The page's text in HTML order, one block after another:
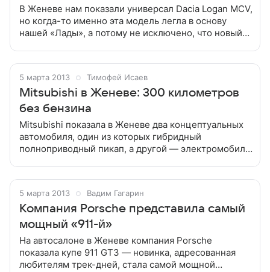
В Женеве нам показали универсал Dacia Logan MCV,
но когда-то именно эта модель легла в основу
нашей «Лады», а потому не исключено, что новый
5 марта 2013 Тимофей Исаев
Mitsubishi в Женеве: 300 километров
без бензина
Mitsubishi показала в Женеве два концептуальных
автомобиля, один из которых гибридный
полноприводный пикап, а другой — электромобиль
5 марта 2013 Вадим Гагарин
Компания Porsche представила самый
мощный «911-й»
На автосалоне в Женеве компания Porsche
показала купе 911 GT3 — новинка, адресованная
любителям трек-дней, стала самой мощной